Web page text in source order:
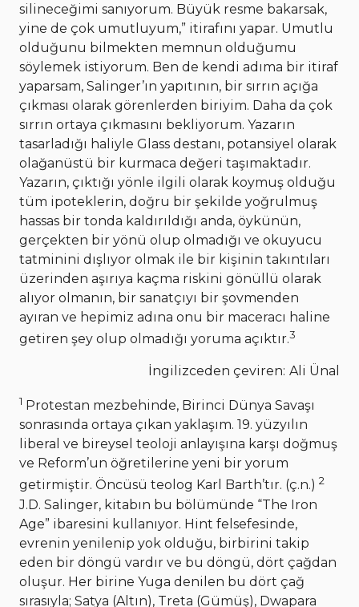
silineceğimi sanıyorum. Büyük resme bakarsak,
yine de çok umutluyum,” itirafını yapar. Umutlu
olduğunu bilmekten memnun olduğumu
söylemek istiyorum. Ben de kendi adıma bir itiraf
yaparsam, Salinger’ın yapıtının, bir sırrın açığa
çıkması olarak görenlerden biriyim. Daha da çok
sırrın ortaya çıkmasını bekliyorum. Yazarın
tasarladığı haliyle Glass destanı, potansiyel olarak
olağanüstü bir kurmaca değeri taşımaktadır.
Yazarın, çıktığı yönle ilgili olarak koymuş olduğu
tüm ipoteklerin, doğru bir şekilde yoğrulmuş
hassas bir tonda kaldırıldığı anda, öykünün,
gerçekten bir yönü olup olmadığı ve okuyucu
tatminini dışlıyor olmak ile bir kişinin takıntıları
üzerinden aşırıya kaçma riskini gönüllü olarak
alıyor olmanın, bir sanatçıyı bir şovmenden
ayıran ve hepimiz adına onu bir maceracı haline
getiren şey olup olmadığı yoruma açıktır.3
İngilizceden çeviren: Ali Ünal
1 Protestan mezbehinde, Birinci Dünya Savaşı
sonrasında ortaya çıkan yaklaşım. 19. yüzyılın
liberal ve bireysel teoloji anlayışına karşı doğmuş
ve Reform’un öğretilerine yeni bir yorum
getirmiştir. Öncüsü teolog Karl Barth’tır. (ç.n.) 2
J.D. Salinger, kitabın bu bölümünde “The Iron
Age” ibaresini kullanıyor. Hint felsefesinde,
evrenin yenilenip yok olduğu, birbirini takip
eden bir döngü vardır ve bu döngü, dört çağdan
oluşur. Her birine Yuga denilen bu dört çağ
sırasıyla; Satya (Altın), Treta (Gümüş), Dwapara